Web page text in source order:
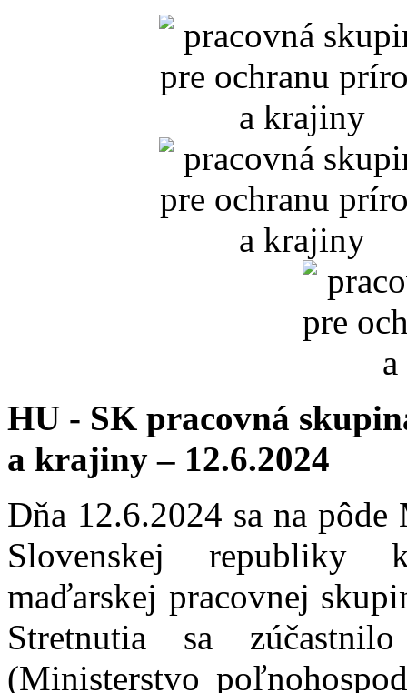
HU - SK pracovná
a krajiny – 12.6.2024
Dňa 12.6.2024 sa na
Slovenskej republiky
maďarskej pracovnej
Stretnutia sa
(Ministerstvo